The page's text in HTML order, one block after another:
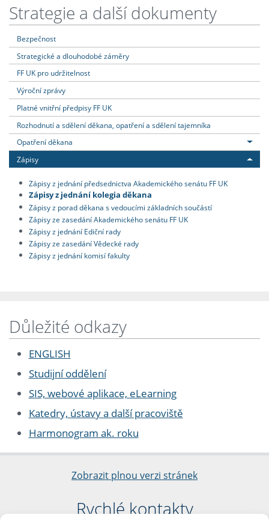
Strategie a další dokumenty
Bezpečnost
Strategické a dlouhodobé záměry
FF UK pro udržitelnost
Výroční zprávy
Platné vnitřní předpisy FF UK
Rozhodnutí a sdělení děkana, opatření a sdělení tajemníka
Opatření děkana
Zápisy
Zápisy z jednání předsednictva Akademického senátu FF UK
Zápisy z jednání kolegia děkana
Zápisy z porad děkana s vedoucími základních součástí
Zápisy ze zasedání Akademického senátu FF UK
Zápisy z jednání Ediční rady
Zápisy ze zasedání Vědecké rady
Zápisy z jednání komisí fakulty
Důležité odkazy
ENGLISH
Studijní oddělení
SIS, webové aplikace, eLearning
Katedry, ústavy a další pracoviště
Harmonogram ak. roku
Zobrazit plnou verzi stránek
Rychlé kontakty